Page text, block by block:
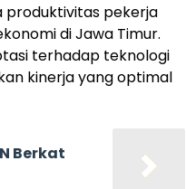
produktivitas pekerja
di Jawa Timur.
terhadap teknologi
kinerja yang optimal
Berkat